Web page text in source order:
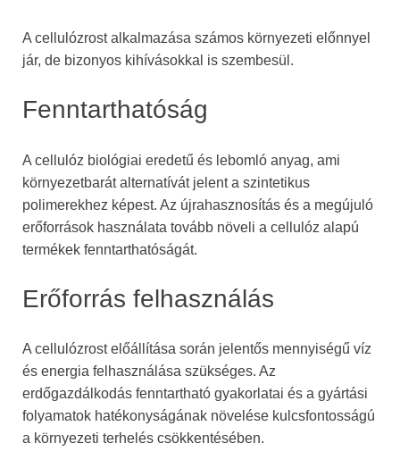
A cellulózrost alkalmazása számos környezeti előnnyel
jár, de bizonyos kihívásokkal is szembesül.
Fenntarthatóság
A cellulóz biológiai eredetű és lebomló anyag, ami
környezetbarát alternatívát jelent a szintetikus
polimerekhez képest. Az újrahasznosítás és a megújuló
erőforrások használata tovább növeli a cellulóz alapú
termékek fenntarthatóságát.
Erőforrás felhasználás
A cellulózrost előállítása során jelentős mennyiségű víz
és energia felhasználása szükséges. Az
erdőgazdálkodás fenntartható gyakorlatai és a gyártási
folyamatok hatékonyságának növelése kulcsfontosságú
a környezeti terhelés csökkentésében.